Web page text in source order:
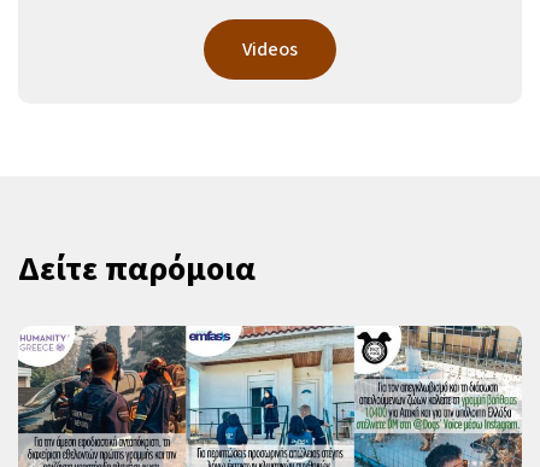
Videos
Δείτε παρόμοια